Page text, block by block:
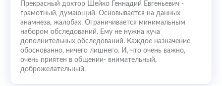
Прекрасный доктор Шейко Геннадий Евгеньевич -
грамотный, думающий. Основывается на данных
анамнеза, жалобах. Ограничивается минимальным
набором обследований. Ему не нужна куча
дополнительных обследований. Каждое назначение
обоснованно, ничего лишнего. И, что очень важно,
очень приятен в общении- внимательный,
доброжелательный.